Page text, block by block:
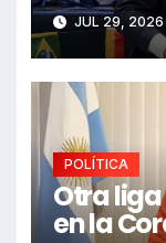
JUL 29, 2026
POLÍTICA
Otra
en la